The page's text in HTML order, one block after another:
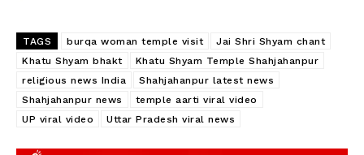
TAGS burqa woman temple visit
Jai Shri Shyam chant
Khatu Shyam bhakt
Khatu Shyam Temple Shahjahanpur
religious news India
Shahjahanpur latest news
Shahjahanpur news
temple aarti viral video
UP viral video
Uttar Pradesh viral news